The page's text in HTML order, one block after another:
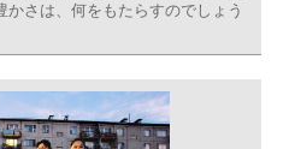
さは、何をもたらすのでしょう